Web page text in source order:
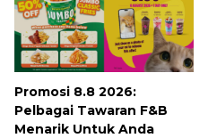
Promosi 8.8 2026:
Pelbagai Tawaran F&B
Menarik Untuk Anda